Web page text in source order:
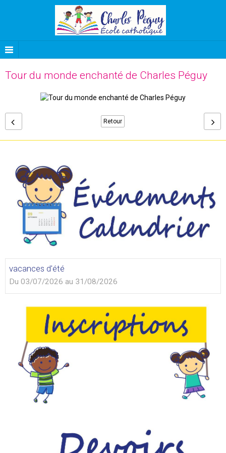
Tour du monde enchanté de Charles Péguy
Retour
vacances d'été
Du 03/07/2026 au 31/08/2026